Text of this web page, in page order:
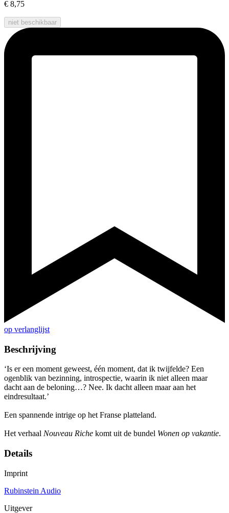
€ 8,75
niet beschikbaar
op verlanglijst
Beschrijving
‘Is er een moment geweest, één moment, dat ik twijfelde? Een
ogenblik van bezinning, introspectie, waarin ik niet alleen maar
dacht aan de beloning…? Nee. Ik dacht alleen maar aan het
eindresultaat.’
Een spannende intrige op het Franse platteland.
Het verhaal Nouveau Riche komt uit de bundel Wonen op vakantie.
Details
Imprint
Rubinstein Audio
Uitgever